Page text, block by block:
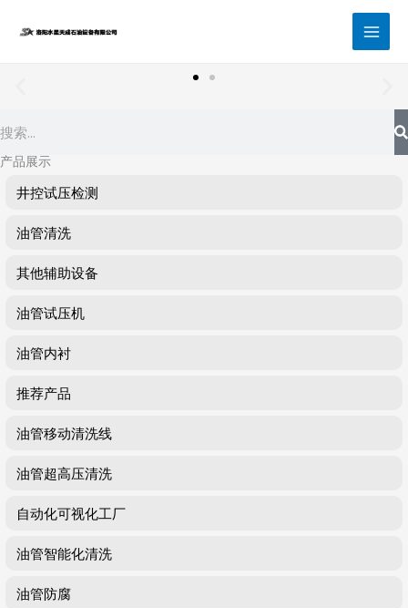
产品展示
井控试压检测
油管清洗
其他辅助设备
油管试压机
油管内衬
推荐产品
油管移动清洗线
油管超高压清洗
自动化可视化工厂
油管智能化清洗
油管防腐